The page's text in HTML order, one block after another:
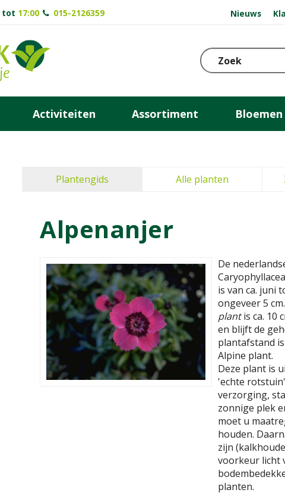
tot 17:00 015-2126359 Nieuws
Activiteiten Assortiment Bloemen
Plantengids Alle planten
Alpenanjer
De
is van ca. juni
ongeveer 5
plantis ca. 10
en blijft de
plantafstand
Alpine plant.
Deze plant is
'echte
verzorging,
zonnige plek
moet u
houden.
zijn
voorkeur licht
planten.